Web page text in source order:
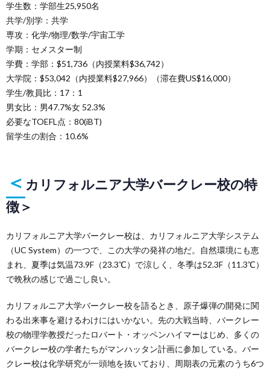
学生数：学部生25,950名
共学/別学：共学
専攻：化学/物理/数学/宇宙工学
学期：セメスター制
学費：学部：$51,736（内授業料$36,742）
大学院：$53,042（内授業料$27,966）（滞在費US$16,000）
学生/教員比：17：1
男女比：男47.7%女 52.3%
必要なTOEFL点：80(iBT)
留学生の割合：10.6%
＜ カリフォルニア大学バークレー校の特
徴＞
カリフォルニア大学バークレー校は、カリフォルニア大学システム
（UC System）の一つで、この大学の発祥の地だ。自然環境にも恵
まれ、夏季は気温73.9F（23.3℃）で涼しく、冬季は52.3F（11.3℃）
で晩秋の感じで過ごし良い。
カリフォルニア大学バークレー校を語るとき、原子爆弾の開発に関
わる出来事を避けるわけにはいかない。先の大戦当時、バークレー
校の物理学教授だったロバート・オッペンハイマーはじめ、多くの
バークレー校の学者たちがマンハッタン計画に参加している。バー
クレー校は化学研究が一頭地を抜いており、周期表の元素のうち6つ